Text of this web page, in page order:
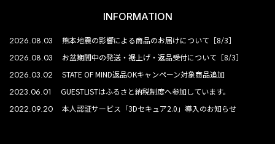
INFORMATION
2026.08.03 熊本地震の影響による商品のお届けについて［8/3］
2026.08.03 お盆期間中の発送・裾上げ・返品受付について［8/3］
2026.03.02 STATE OF MIND返品OKキャンペーン対象商品追加
2023.06.01 GUESTLISTはふるさと納税制度へ参加しています。
2022.09.20 本人認証サービス「3Dセキュア2.0」導入のお知らせ